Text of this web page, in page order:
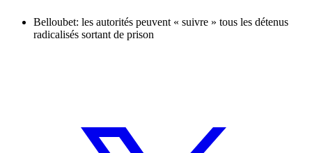
Belloubet: les autorités peuvent « suivre » tous les détenus
radicalisés sortant de prison